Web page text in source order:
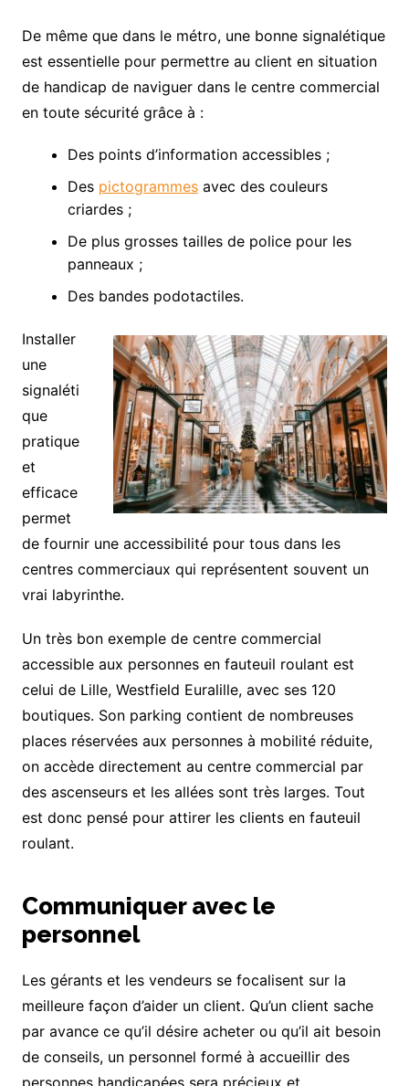
De même que dans le métro, une bonne signalétique
est essentielle pour permettre au client en situation
de handicap de naviguer dans le centre commercial
en toute sécurité grâce à :
Des points d’information accessibles ;
Des pictogrammesavec des couleurs
criardes ;
De plus grosses tailles de police pour les
panneaux ;
Des bandes podotactiles.
Installer
une
signaléti
que
pratique
et
efficace
permet
de fournir une accessibilité pour tous dans les
centres commerciaux qui représentent souvent un
vrai labyrinthe.
Un très bon exemple de centre commercial
accessible aux personnes en fauteuil roulant est
celui de Lille, Westfield Euralille, avec ses 120
boutiques. Son parking contient de nombreuses
places réservées aux personnes à mobilité réduite,
on accède directement au centre commercial par
des ascenseurs et les allées sont très larges. Tout
est donc pensé pour attirer les clients en fauteuil
roulant.
Communiquer avec le
personnel
Les gérants et les vendeurs se focalisent sur la
meilleure façon d’aider un client. Qu’un client sache
par avance ce qu’il désire acheter ou qu’il ait besoin
de conseils, un personnel formé à accueillir des